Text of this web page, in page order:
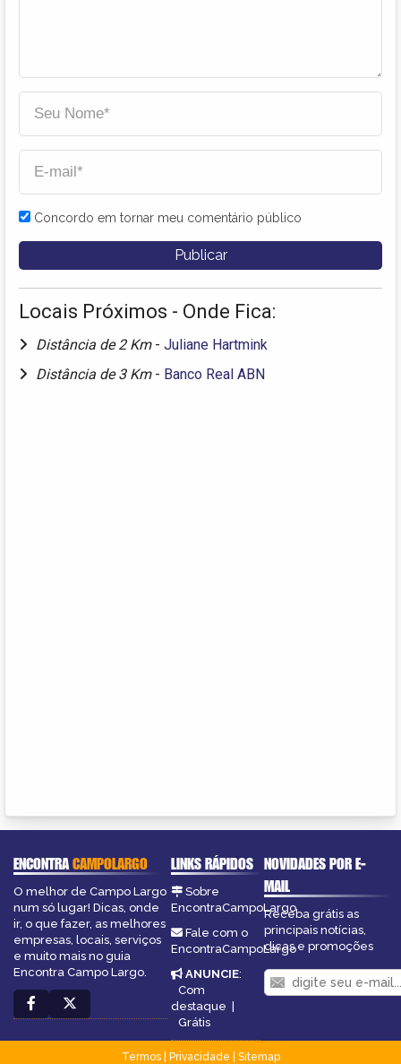
Concordo em tornar meu comentário público
Locais Próximos - Onde Fica:
Distância de 2 Km - Juliane Hartmink
Distância de 3 Km - Banco Real ABN
ENCONTRACAMPOLARGO
O melhor de Campo Largo
num só lugar! Dicas, onde
ir, o que fazer, as melhores
empresas, locais, serviços
e muito mais no guia
Encontra Campo Largo.
LINKS RÁPIDOS
Sobre
EncontraCampoLargo
Fale com o
EncontraCampoLargo
ANUNCIE:
Com
destaque |
Grátis
NOVIDADES POR E-
MAIL
Receba grátis as
principais notícias,
dicas e promoções
Termos| Privacidade
Sitemap